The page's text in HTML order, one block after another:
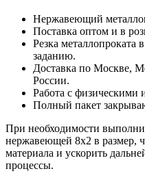
Нержавеющий
Поставка оптом и в
Резка металлопроката
заданию.
Доставка по Москве,
России.
Работа с
Полный пакет
При необходимости
нержавеющей 8х2 в размер,
материала и ускорить
процессы.